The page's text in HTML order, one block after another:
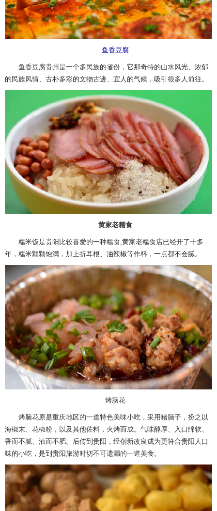
鱼香豆腐
鱼香豆腐贵州是一个多民族的省份，它那奇特的山水风光、浓郁
的民族风情、古朴多彩的文物古迹、宜人的气候，吸引很多人前往。
黄家老糯食
糯米饭是贵阳比较喜爱的一种糯食,黄家老糯食店已经开了十多
年，糯米颗颗饱满，加上折耳根、油辣椒等作料，一点都不会腻。
烤脑花
烤脑花原是重庆地区的一道特色美味小吃，采用猪脑子，扮之以
海椒末、花椒粉，以及其他佐料，火烤而成。气味醇厚、入口绵软、
香而不腻、油而不肥。后传到贵阳，经创新改良成为更符合贵阳人口
味的小吃，是到贵阳旅游时切不可遗漏的一道美食。